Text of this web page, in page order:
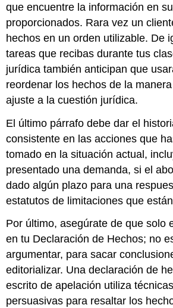
que encuentre la información en
proporcionados. Rara vez un
hechos en un orden utilizable. De
tareas que recibas durante tus
jurídica también anticipan que
reordenar los hechos de la
ajuste a la cuestión jurídica.
El último párrafo debe dar el
consistente en las acciones que
tomado en la situación actual,
presentado una demanda, si el
dado algún plazo para una
estatutos de limitaciones que
Por último, asegúrate de que solo
en tu Declaración de Hechos; no
argumentar, para sacar
editorializar. Una declaración de
escrito de apelación utiliza
persuasivas para resaltar los